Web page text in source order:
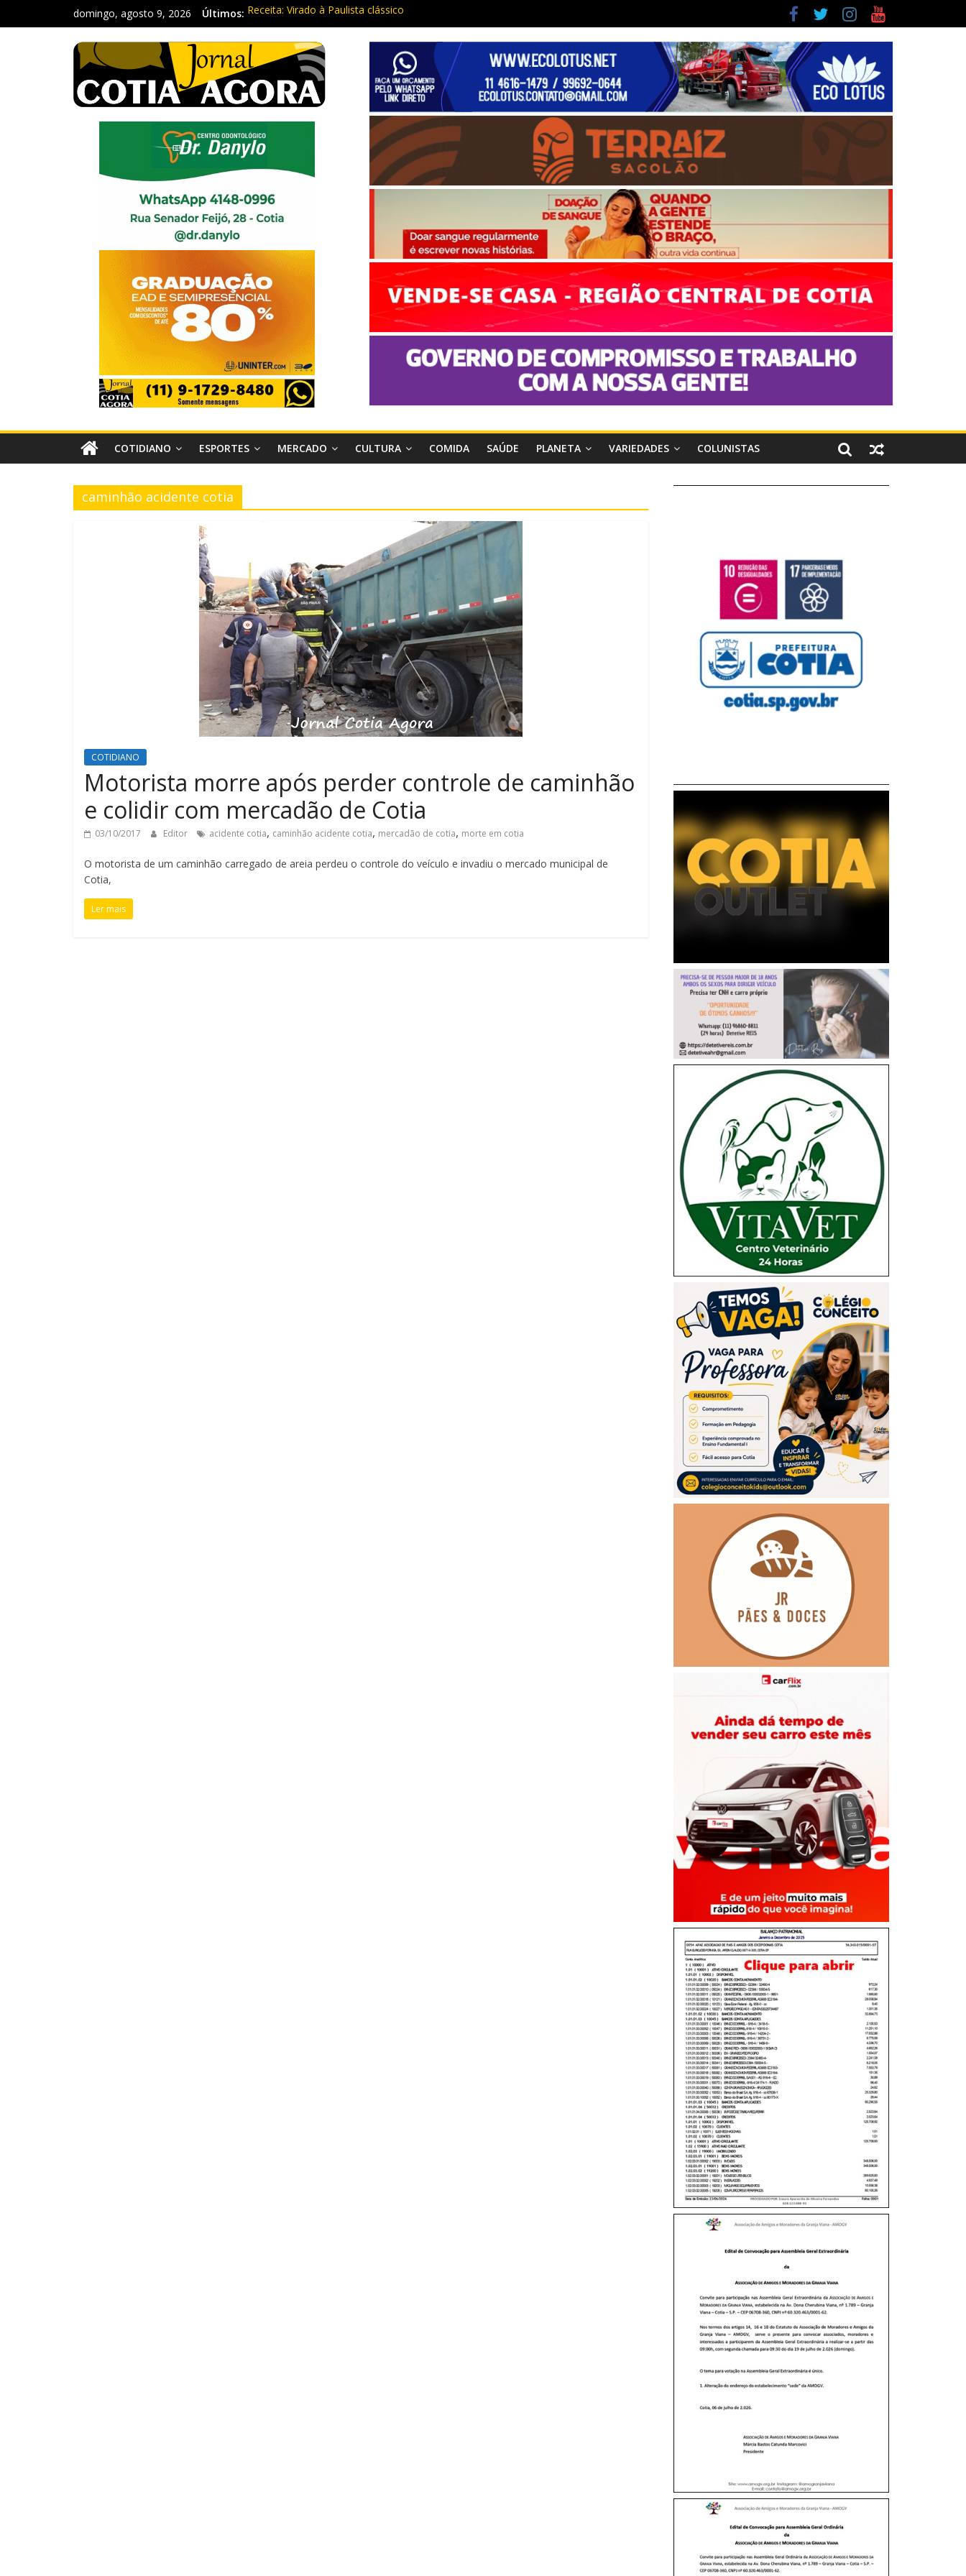
domingo, agosto 9, 2026 Últimos: Receita: Virado à Paulista clássico
Ladrão de farmácia e procurado por maus-tratos são presos em Vargem Grande Paulista
Cine Sustentável traz cinema ao ar livre e educação ambiental para Vargem Grande
WhatsApp vai parar de funcionar em vários celulares antigos em setembro
Equipe Guardiã Maria da Penha prende três em flagrante em São Roque
COTIDIANO ESPORTES MERCADO CULTURA COMIDA SAÚDE PLANETA VARIEDADES COLUNISTAS
caminhão acidente cotia
COTIDIANO
Motorista morre após perder controle de caminhão
e colidir com mercadão de Cotia
03/10/2017 Editor acidente cotia, caminhão acidente cotia, mercadão de cotia, morte em cotia
O motorista de um caminhão carregado de areia perdeu o controle do veículo e invadiu o mercado municipal de
Cotia,
Ler mais